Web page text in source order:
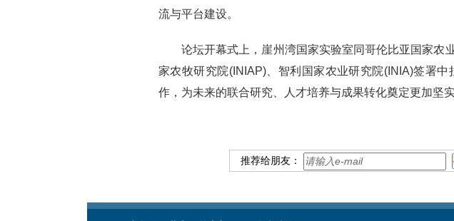
流与平台建设。
论坛开幕式上，崖州湾国家实验室同哥伦比亚国家农
家农牧研究院(INIAP)、智利国家农业研究院(INIA)签署
作，为未来的联合研究、人才培养与成果转化奠定更加坚
推荐给朋友：